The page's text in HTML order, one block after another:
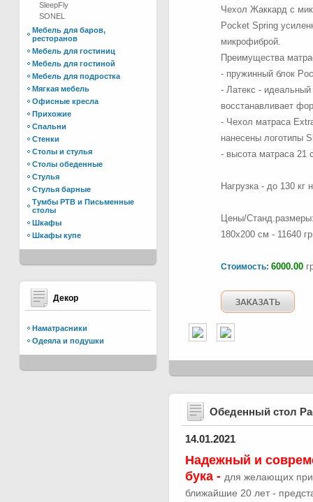
SleepFly
SONEL
Мебель для баров,
ресторанов
Мебель для гостиниц
Мебель для гостиной
Мебель для подростка
Мягкая мебель
Офисные кресла
Прихожие
Спальни
Стенки
Столы и стулья
Столы обеденные
Стулья
Стулья барные
Тумбы РТВ и Письменные
столы
Шкафы
Шкафы купе
Декор
Наматрасники
Одеяла и подушки
Чехол Жаккард с
Pocket Spring
микрофиброй.
Преимущества
- пружинный блок
- Латекс -
восстанавливает
- Чехол матраса
нанесены логотипы
- высота матраса 21
Нагрузка - до 130 кг
Цены/
180х200 см - 11640
Стоимость: 6000.00
Обеденный стол
14.01.2021
Надежный и
бука - для желающих
ближайшие 20 лет -